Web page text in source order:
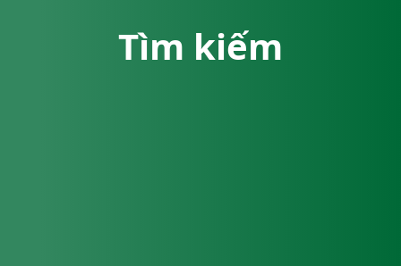
Tìm kiếm